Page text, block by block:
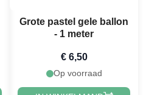
Grote pastel gele ballon
- 1 meter
€ 6,50
Op voorraad